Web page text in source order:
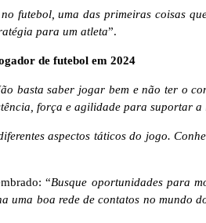
futebol, uma das primeiras coisas
para um atleta”.
de futebol em 2024
basta saber jogar bem e não ter o
força e agilidade para suportar
aspectos táticos do jogo.
“Busque oportunidades para
uma boa rede de contatos no mundo